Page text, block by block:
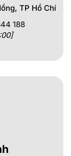
TP Hồ Chí
188